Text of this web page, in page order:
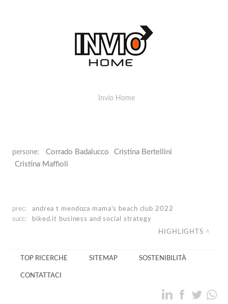
Invio Home
persone: Corrado Badalucco
Cristina Bertellini
Cristina Maffioli
prec: andrea t mendoza mama's beach club 2022
succ:
biked.it business and social strategy
HIGHLIGHTS
TOP RICERCHE SITEMAP SOSTENIBILITÀ
CONTATTACI